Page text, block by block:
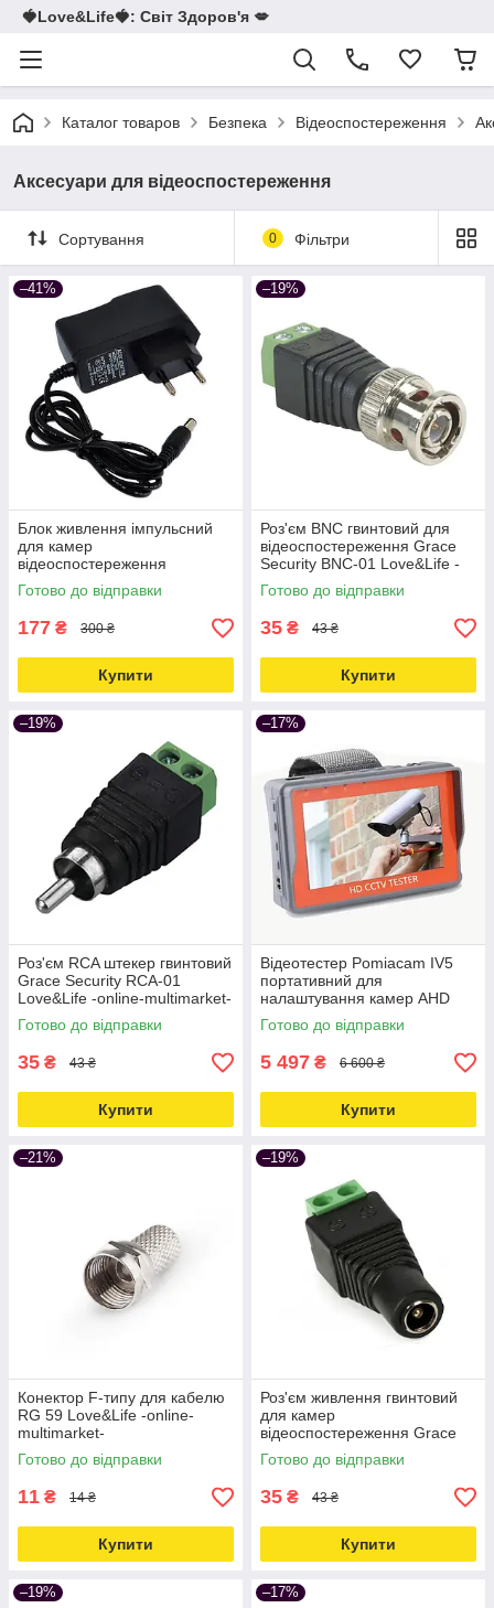
🍓Love&Life🍓: Світ Здоров'я 💋
Каталог товаров Безпека Відеоспостереження
Аксесуари для відеоспостереження
Сортування 0 Фільтри
–41%
Блок живлення імпульсний
для камер
відеоспостереження
Unitoptek 12В 1А Love&Life -
online-multimarket-
Готово до відправки
177 ₴ 300 ₴
Купити
–19%
Роз'єм BNC гвинтовий для
відеоспостереження Grace
Security BNC-01 Love&Life -
online-multimarket-
Готово до відправки
35 ₴ 43 ₴
Купити
–19%
Роз'єм RCA штекер гвинтовий
Grace Security RCA-01
Love&Life -online-multimarket-
Готово до відправки
35 ₴ 43 ₴
Купити
–17%
Відеотестер Pomiacam IV5
портативний для
налаштування камер AHD
TVI CVI CVBS до 8 Мп
Love&Life -online-multimarket-
Готово до відправки
5 497 ₴ 6 600 ₴
Купити
–21%
Конектор F-типу для кабелю
RG 59 Love&Life -online-
multimarket-
Готово до відправки
11 ₴ 14 ₴
Купити
–19%
Роз'єм живлення гвинтовий
для камер
відеоспостереження Grace
Security PWC-01 Love&Life -
online-multimarket-
Готово до відправки
35 ₴ 43 ₴
Купити
–19% –17%